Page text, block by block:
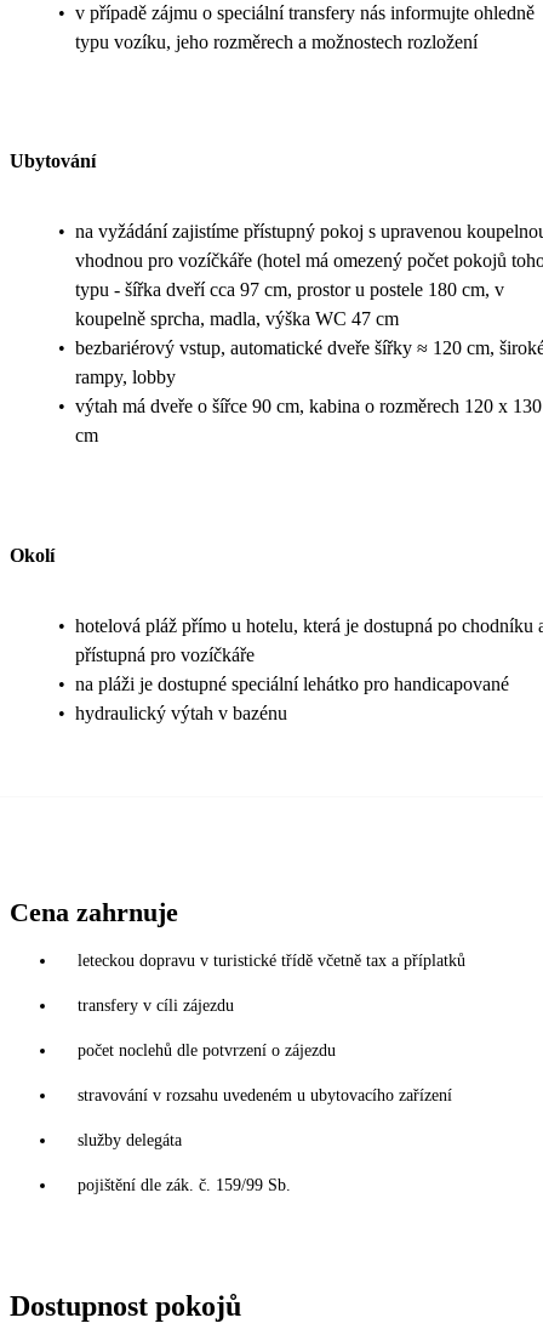
• v případě zájmu o speciální transfery nás informujte ohledně
typu vozíku, jeho rozměrech a možnostech rozložení
Ubytování
• na vyžádání zajistíme přístupný pokoj s upravenou
vhodnou pro vozíčkáře (hotel má omezený počet pokojů
typu - šířka dveří cca 97 cm, prostor u postele 180 cm, v
koupelně sprcha, madla, výška WC 47 cm
• bezbariérový vstup, automatické dveře šířky ≈ 120 cm,
rampy, lobby
• výtah má dveře o šířce 90 cm, kabina o rozměrech 120 x 130
cm
Okolí
• hotelová pláž přímo u hotelu, která je dostupná po chodníku
přístupná pro vozíčkáře
• na pláži je dostupné speciální lehátko pro handicapované
• hydraulický výtah v bazénu
Cena zahrnuje
leteckou dopravu v turistické třídě včetně tax a příplatků
transfery v cíli zájezdu
počet noclehů dle potvrzení o zájezdu
stravování v rozsahu uvedeném u ubytovacího zařízení
služby delegáta
pojištění dle zák. č. 159/99 Sb.
Dostupnost pokojů